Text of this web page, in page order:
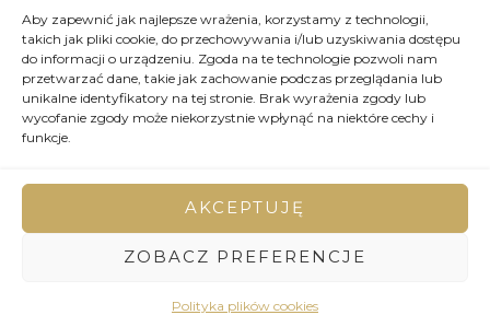
Aby zapewnić jak najlepsze wrażenia, korzystamy z technologii,
takich jak pliki cookie, do przechowywania i/lub uzyskiwania dostępu
do informacji o urządzeniu. Zgoda na te technologie pozwoli nam
przetwarzać dane, takie jak zachowanie podczas przeglądania lub
unikalne identyfikatory na tej stronie. Brak wyrażenia zgody lub
wycofanie zgody może niekorzystnie wpłynąć na niektóre cechy i
funkcje.
AKCEPTUJĘ
ZOBACZ PREFERENCJE
Polityka plików cookies
plamy akrylu tworzą miękkie, przenikające się warstwy,
które budują subtelną głębię i atmosferę zadumy. Ich
organiczne kształty i łagodne krawędzie wprowadzają do
kompozycji poczucie płynności i ulotności. Elementy
kolażu, wykonane z fragmentów papieru o różnej
gramaturze i fakturze, dodają obrazowi wizualnego i
gładkie, jednolite powierzchnie, jak i bardziej szorstkie,
teksturowane fragmenty, w tym fragment z drobną
siateczką. Ich nieregularne kształty i staranne ułożenie
tworzą subtelne kontrasty i wzbogacają kompozycję,